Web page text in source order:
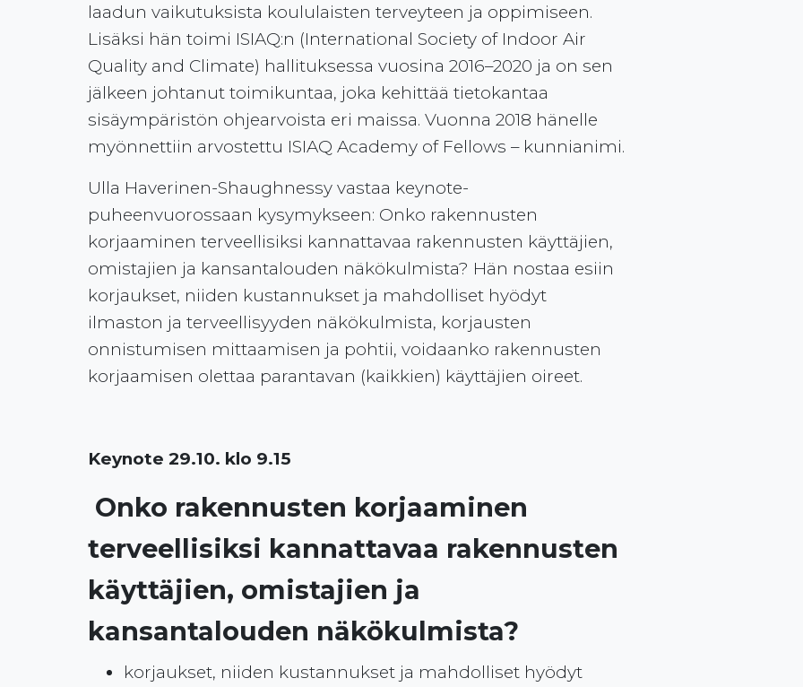
laadun vaikutuksista koululaisten terveyteen ja oppimiseen.
Lisäksi hän toimi ISIAQ:n (International Society of Indoor Air
Quality and Climate) hallituksessa vuosina 2016–2020 ja on sen
jälkeen johtanut toimikuntaa, joka kehittää tietokantaa
sisäympäristön ohjearvoista eri maissa. Vuonna 2018 hänelle
myönnettiin arvostettu ISIAQ Academy of Fellows – kunnianimi.
Ulla Haverinen-Shaughnessy vastaa keynote-
puheenvuorossaan kysymykseen: Onko rakennusten
korjaaminen terveellisiksi kannattavaa rakennusten käyttäjien,
omistajien ja kansantalouden näkökulmista? Hän nostaa esiin
korjaukset, niiden kustannukset ja mahdolliset hyödyt
ilmaston ja terveellisyyden näkökulmista, korjausten
onnistumisen mittaamisen ja pohtii, voidaanko rakennusten
korjaamisen olettaa parantavan (kaikkien) käyttäjien oireet.
Keynote 29.10. klo 9.15
Onko rakennusten korjaaminen
terveellisiksi kannattavaa rakennusten
käyttäjien, omistajien ja
kansantalouden näkökulmista?
korjaukset, niiden kustannukset ja mahdolliset hyödyt